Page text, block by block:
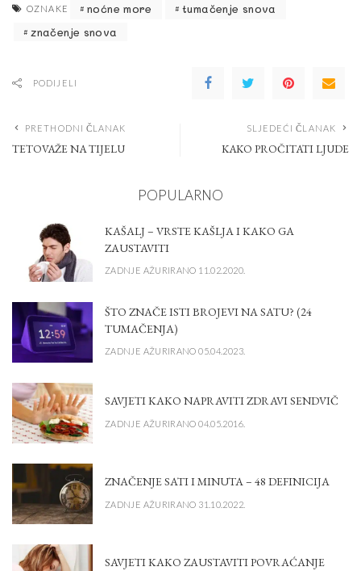
OZNAKE noćne more
tumačenje snova
značenje snova
PODIJELI
PRETHODNI ČLANAK
TETOVAŽE NA TIJELU
SLJEDEĆI ČLANAK
KAKO PROČITATI LJUDE
POPULARNO
KAŠALJ – VRSTE KAŠLJA I KAKO GA
ZAUSTAVITI
ZADNJE AŽURIRANO 11.02.2020.
ŠTO ZNAČE ISTI BROJEVI NA SATU? (24
TUMAČENJA)
ZADNJE AŽURIRANO 05.04.2023.
SAVJETI KAKO NAPRAVITI ZDRAVI SENDVIČ
ZADNJE AŽURIRANO 04.05.2016.
ZNAČENJE SATI I MINUTA – 48 DEFINICIJA
ZADNJE AŽURIRANO 31.10.2022.
SAVJETI KAKO ZAUSTAVITI POVRAĆANJE